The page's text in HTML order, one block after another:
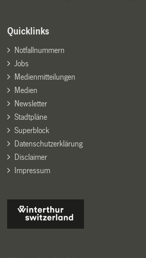
Quicklinks
Notfallnummern
Jobs
Medienmitteilungen
Medien
Newsletter
Stadtpläne
Superblock
Datenschutzerklärung
Disclaimer
Impressum